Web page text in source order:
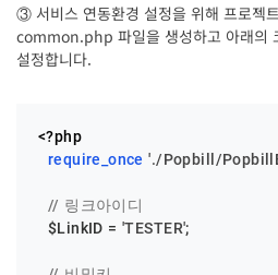
③ 서비스 연동환경 설정을 위해 프로젝
common.php 파일을 생성하고 아래의
설정합니다.
<?php
require_once './Popbill/
// 링크아이디
$LinkID = 'TESTER';